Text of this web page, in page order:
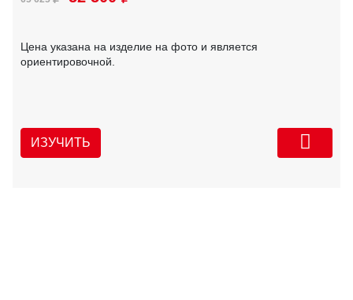
Цена указана на изделие на фото и является
ориентировочной.
ИЗУЧИТЬ